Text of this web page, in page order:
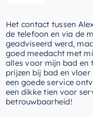
Het contact tussen Alex
de telefoon en via de
geadviseerd werd, maar
goed meedacht met mij.
alles voor mijn bad en
prijzen bij bad en vloer
een goede service
een dikke tien voor
betrouwbaarheid!